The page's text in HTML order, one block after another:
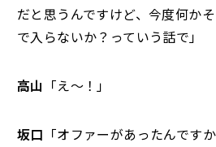
だと思うんですけど、今度何か
で入らないか？っていう話で」
高山 「え～！」
坂口 「オファーがあったんですか